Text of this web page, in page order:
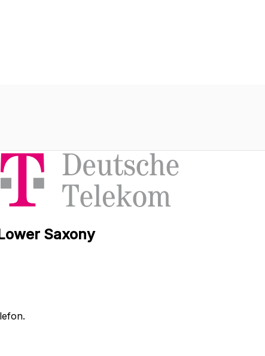
Saxony